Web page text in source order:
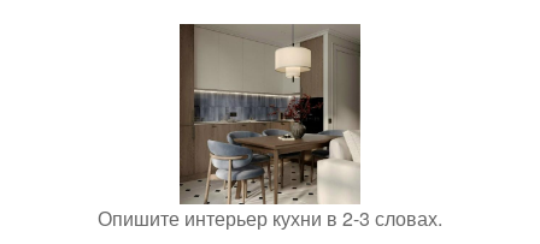
Опишите интерьер кухни в 2-3 словах.